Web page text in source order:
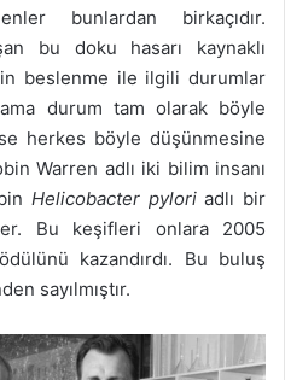
bunlardan birkaçıdır.
bu doku hasarı kaynaklı
beslenme ile ilgili durumlar
durum tam olarak böyle
herkes böyle düşünmesine
Warren adlı iki bilim insanı
Helicobacter pyloriadlı bir
Bu keşifleri onlara 2005
kazandırdı. Bu buluş
sayılmıştır.